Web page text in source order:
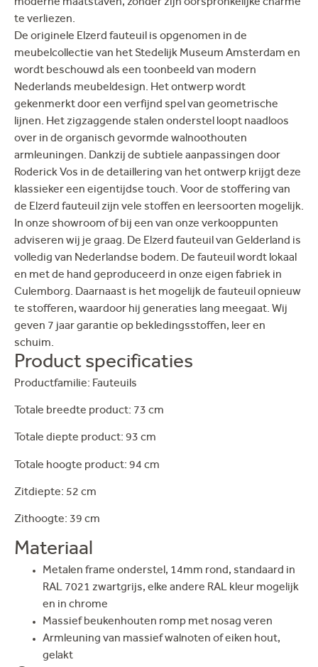
moderne maatstaven, zonder zijn oorspronkelijke charme
te verliezen.
De originele Elzerd fauteuil is opgenomen in de
meubelcollectie van het Stedelijk Museum Amsterdam en
wordt beschouwd als een toonbeeld van modern
Nederlands meubeldesign. Het ontwerp wordt
gekenmerkt door een verfijnd spel van geometrische
lijnen. Het zigzaggende stalen onderstel loopt naadloos
over in de organisch gevormde walnoothouten
armleuningen. Dankzij de subtiele aanpassingen door
Roderick Vos in de detaillering van het ontwerp krijgt deze
klassieker een eigentijdse touch. Voor de stoffering van
de Elzerd fauteuil zijn vele stoffen en leersoorten mogelijk.
In onze showroom of bij een van onze verkooppunten
adviseren wij je graag. De Elzerd fauteuil van Gelderland is
volledig van Nederlandse bodem. De fauteuil wordt lokaal
en met de hand geproduceerd in onze eigen fabriek in
Culemborg. Daarnaast is het mogelijk de fauteuil opnieuw
te stofferen, waardoor hij generaties lang meegaat. Wij
geven 7 jaar garantie op bekledingsstoffen, leer en
schuim.
Product specificaties
Productfamilie: Fauteuils
Totale breedte product: 73 cm
Totale diepte product: 93 cm
Totale hoogte product: 94 cm
Zitdiepte: 52 cm
Zithoogte: 39 cm
Materiaal
Metalen frame onderstel, 14mm rond, standaard in
RAL 7021 zwartgrijs, elke andere RAL kleur mogelijk
en in chrome
Massief beukenhouten romp met nosag veren
Armleuning van massief walnoten of eiken hout,
gelakt